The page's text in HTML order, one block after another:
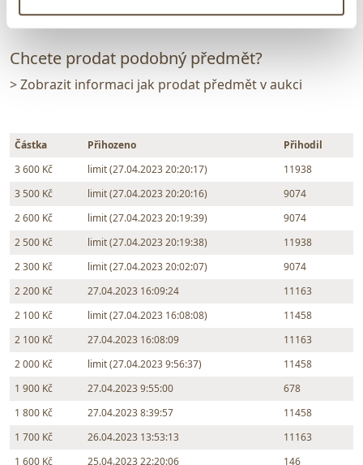
Chcete prodat podobný předmět?
> Zobrazit informaci jak prodat předmět v aukci
Částka Přihozeno
Přihodil
3 600 Kč
limit (27.04.2023 20:20:17)
11938
3 500 Kč
limit (27.04.2023 20:20:16)
9074
2 600 Kč
limit (27.04.2023 20:19:39)
9074
2 500 Kč
limit (27.04.2023 20:19:38)
11938
2 300 Kč
limit (27.04.2023 20:02:07)
9074
2 200 Kč
27.04.2023 16:09:24
11163
2 100 Kč
limit (27.04.2023 16:08:08)
11458
2 100 Kč
27.04.2023 16:08:09
11163
2 000 Kč
limit (27.04.2023 9:56:37)
11458
1 900 Kč
27.04.2023 9:55:00
678
1 800 Kč
27.04.2023 8:39:57
11458
1 700 Kč
26.04.2023 13:53:13
11163
1 600 Kč
25.04.2023 22:20:06 146